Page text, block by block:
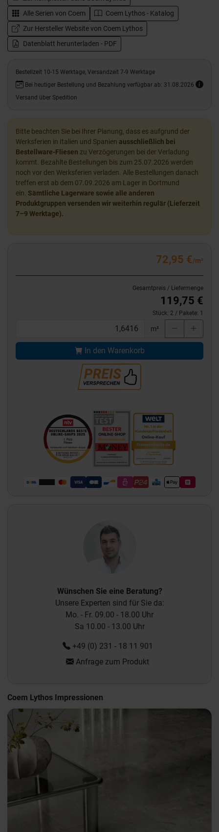
Alle Serien von Coem
Coem Lythos - Katalog
Zur Hersteller Website von Coem Lythos
Datenblatt herunterladen - PDF
Bestellzeit 10-15 Werktage, Versandzeit 7-9 Werktage
Bei heutiger Bestellung und Bezahlung verfügbar ab: 31.08.2026
Versand über Spedition
Bitte beachten Sie bei Ihrer Planung, dass es aufgrund der
Werksferien in Italien und Spanien ausschließlich bei
Bestellware-Fliesen zu Verzögerungen bei der Verladung
kommt. Bezahlte Bestellungen bis zum 25.07.2026 werden
noch vor den Werksferien verladen. Alle Bestellungen danach
treffen erst ab dem 07.09.2026 am Lager in Dortmund
ein. Sämtliche Lagerware sowie alle anderen
Produktgruppen versenden wir weiterhin regulär (Lieferzeit
7–9 Werktage).
72,95 €/m²
Gesamtpreis / Liefermenge
119,75 €
Stück: 2 / Pakete: 1
m²
In den Warenkorb
Wünschen Sie eine Beratung?
Unsere Experten sind für Sie da:
Mo. - Fr. 09.00 - 18.00 Uhr
Sa 10.00 - 13.00 Uhr
+49 (0) 231 - 18 11 901
Anfrage zum Produkt
Coem Lythos Impressionen